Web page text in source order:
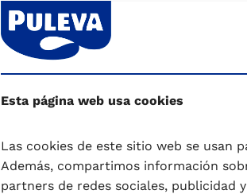
Esta página web usa cookies
Las cookies de este sitio web se usan
Además, compartimos información
partners de redes sociales, publicidad
Algunos consejos útiles al comprar y
Cómo debemos comprar el pavo
o por piezas. Además, existe una
son muy variadas las recetas
más conocidas son el pavo
Cómo debe estar el pavo. Si se
gordo, tener el cuello grueso y la